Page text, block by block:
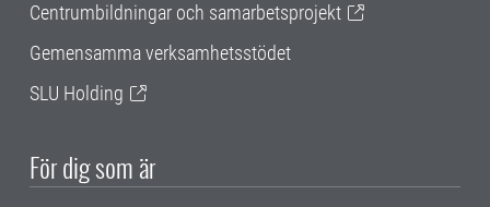
Centrumbildningar och samarbetsprojekt
Gemensamma verksamhetsstödet
SLU Holding
För dig som är